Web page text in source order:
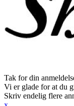
Tak for din
Vi er glade for at du
Skriv endelig flere